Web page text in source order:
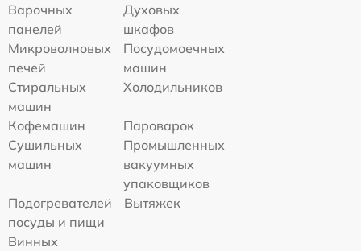
Варочных
панелей
Духовых
шкафов
Микроволновых
печей
Посудомоечных
машин
Стиральных
машин
Холодильников
Кофемашин
Пароварок
Сушильных
машин
Промышленных
вакуумных
упаковщиков
Подогревателей
посуды и пищи
Вытяжек
Винных